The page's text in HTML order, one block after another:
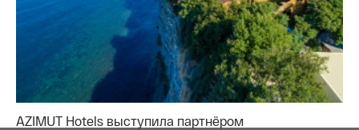
AZIMUT Hotels выступила партнёром